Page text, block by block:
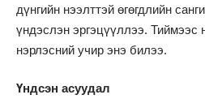
дүнгийн нээлттэй өгөгдлийн
үндэслэн эргэцүүллээ. Тиймээс
нэрлэсний учир энэ билээ.
Үндсэн асуудал